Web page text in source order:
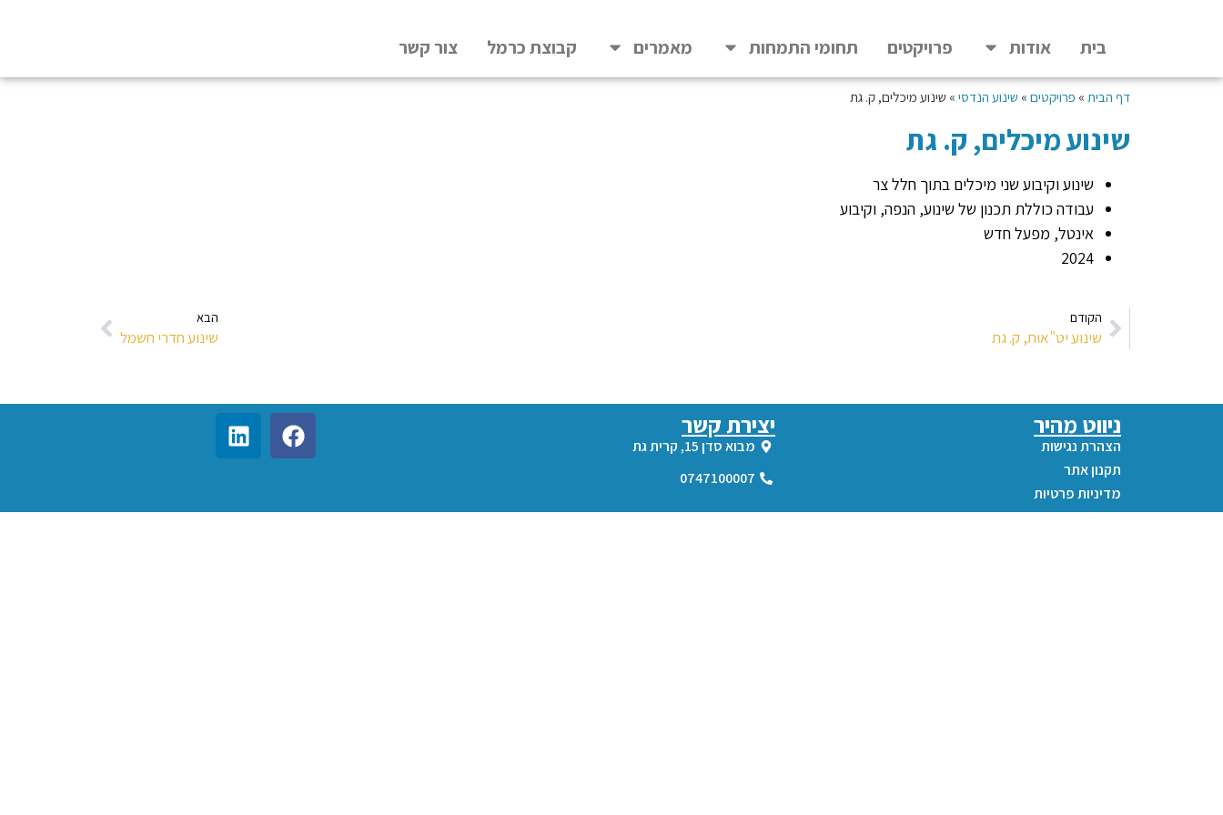
בית אודות פרויקטים תחומי התמחות מאמרים קבוצת כרמל צור קשר
דף הבית » פרויקטים » שינוע הנדסי » שינוע מיכלים, ק. גת
שינוע מיכלים, ק. גת
שינוע וקיבוע שני מיכלים בתוך חלל צר
עבודה כוללת תכנון של שינוע, הנפה, וקיבוע
אינטל, מפעל חדש
2024
הבא
שינוע חדרי חשמל
הקודם
שינוע יט"אות, ק. גת
ניווט מהיר
הצהרת נגישות
תקנון אתר
מדיניות פרטיות
יצירת קשר
מבוא סדן 15, קרית גת
0747100007